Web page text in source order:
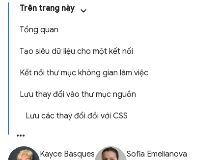
Trên trang này
Tổng quan
Tạo siêu dữ liệu cho một kết nối
Kết nối thư mục không gian làm việc
Lưu thay đổi vào thư mục nguồn
Lưu các thay đổi đối với CSS
Kayce Basques Sofia Emelianova